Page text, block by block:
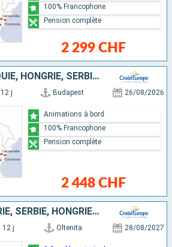
2 299 CHF
100% Francophone
Pension complète
AUTRICHE, SLOVAQUIE, HONGRIE, SERBIE, BULGARIE, ROUMANIE
12 j Budapest 26/08/2026
2 448 CHF
Animations à bord
100% Francophone
Pension complète
ROUMANIE, BULGARIE, SERBIE, HONGRIE, SLOVAQUIE, AUTRICHE
12 j Oltenita 28/08/2027